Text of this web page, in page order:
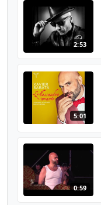
2:53
5:01
0:59